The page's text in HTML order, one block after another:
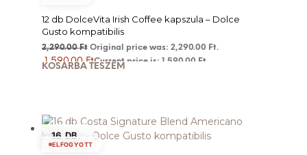
12 db DolceVita Irish Coffee kapszula – Dolce
Gusto kompatibilis
2,290.00Ft Original price was: 2,290.00 Ft.
1,590.00FtCurrent price is: 1,590.00 Ft.
KOSÁRBA TESZEM
16 DB.
ELFOGYOTT